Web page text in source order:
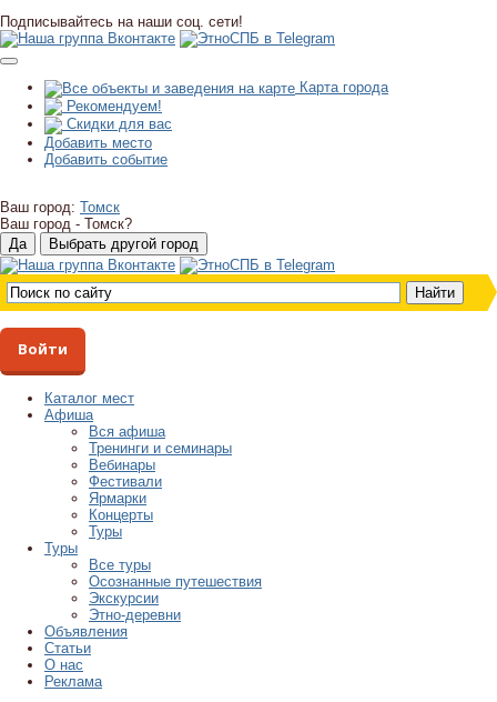
Подписывайтесь на наши соц. сети!
Карта города
Рекомендуем!
Скидки для вас
Добавить место
Добавить событие
Ваш город: Томск
Ваш город - Томск?
Войти
Каталог мест
Афиша
Вся афиша
Тренинги и семинары
Вебинары
Фестивали
Ярмарки
Концерты
Туры
Туры
Все туры
Осознанные путешествия
Экскурсии
Этно-деревни
Объявления
Статьи
О нас
Реклама